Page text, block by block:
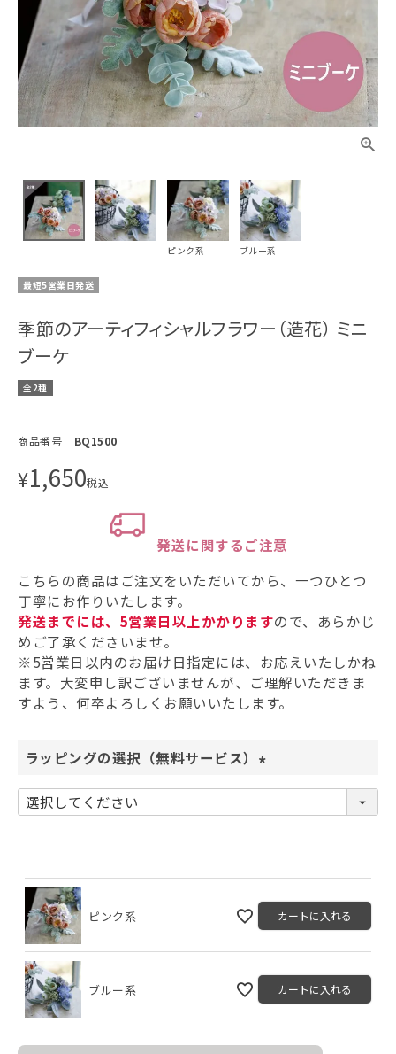
ピンク系 ブルー系
最短5営業日発送
季節のアーティフィシャルフラワー（造花） ミニ
ブーケ
全2種
商品番号 BQ1500
¥1,650税込
発送に関するご注意
こちらの商品はご注文をいただいてから、一つひとつ
丁寧にお作りいたします。
発送までには、5営業日以上かかりますので、あらかじ
めご了承くださいませ。
※5営業日以内のお届け日指定には、お応えいたしかね
ます。大変申し訳ございませんが、ご理解いただきま
すよう、何卒よろしくお願いいたします。
ラッピングの選択（無料サービス）
(
ピンク系 カートに入れる
ブルー系 カートに入れる